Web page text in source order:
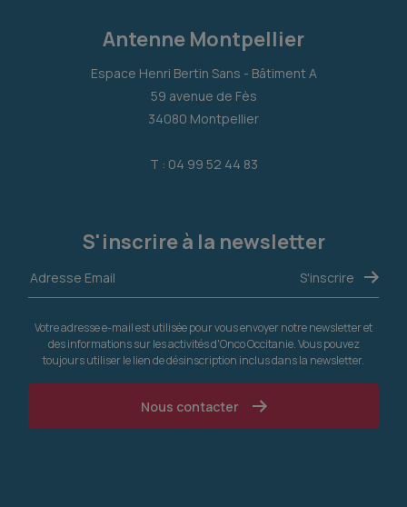
Antenne Montpellier
Espace Henri Bertin Sans - Bâtiment A
59 avenue de Fès
34080 Montpellier
T : 04 99 52 44 83
S'inscrire à la newsletter
Votre adresse e-mail est utilisée pour vous envoyer notre newsletter et
des informations sur les activités d'Onco Occitanie. Vous pouvez
toujours utiliser le lien de désinscription inclus dans la newsletter.
Nous contacter